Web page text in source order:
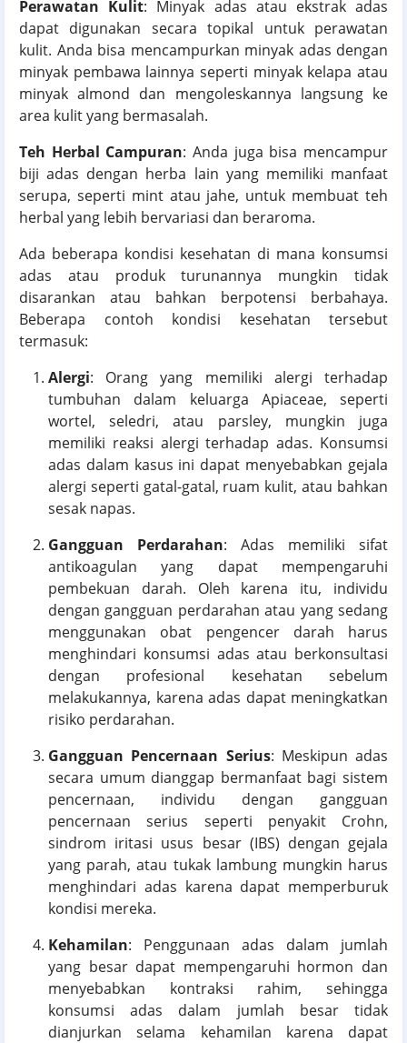
Perawatan Kulit: Minyak adas atau ekstrak adas
dapat digunakan secara topikal untuk perawatan
kulit. Anda bisa mencampurkan minyak adas dengan
minyak pembawa lainnya seperti minyak kelapa atau
minyak almond dan mengoleskannya langsung ke
area kulit yang bermasalah.
Teh Herbal Campuran: Anda juga bisa mencampur
biji adas dengan herba lain yang memiliki manfaat
serupa, seperti mint atau jahe, untuk membuat teh
herbal yang lebih bervariasi dan beraroma.
Ada beberapa kondisi kesehatan di mana konsumsi
adas atau produk turunannya mungkin tidak
disarankan atau bahkan berpotensi berbahaya.
Beberapa contoh kondisi kesehatan tersebut
termasuk:
Alergi: Orang yang memiliki alergi terhadap
tumbuhan dalam keluarga Apiaceae, seperti
wortel, seledri, atau parsley, mungkin juga
memiliki reaksi alergi terhadap adas. Konsumsi
adas dalam kasus ini dapat menyebabkan gejala
alergi seperti gatal-gatal, ruam kulit, atau bahkan
sesak napas.
Gangguan Perdarahan: Adas memiliki sifat
antikoagulan yang dapat mempengaruhi
pembekuan darah. Oleh karena itu, individu
dengan gangguan perdarahan atau yang sedang
menggunakan obat pengencer darah harus
menghindari konsumsi adas atau berkonsultasi
dengan profesional kesehatan sebelum
melakukannya, karena adas dapat meningkatkan
risiko perdarahan.
Gangguan Pencernaan Serius: Meskipun adas
secara umum dianggap bermanfaat bagi sistem
pencernaan, individu dengan gangguan
pencernaan serius seperti penyakit Crohn,
sindrom iritasi usus besar (IBS) dengan gejala
yang parah, atau tukak lambung mungkin harus
menghindari adas karena dapat memperburuk
kondisi mereka.
Kehamilan: Penggunaan adas dalam jumlah
yang besar dapat mempengaruhi hormon dan
menyebabkan kontraksi rahim, sehingga
konsumsi adas dalam jumlah besar tidak
dianjurkan selama kehamilan karena dapat